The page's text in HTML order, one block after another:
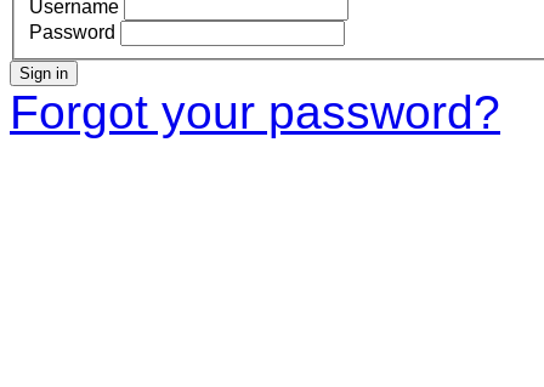
Username
Password
Sign in
Forgot your password?